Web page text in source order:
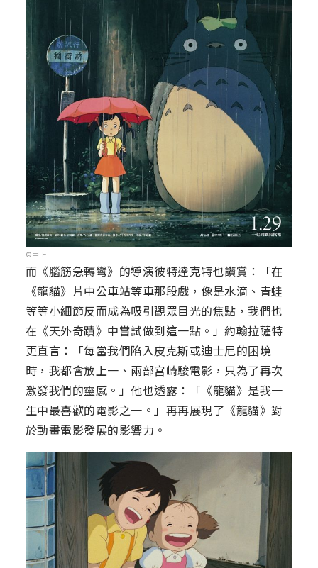
©甲上
而《腦筋急轉彎》的導演彼特達克特也讚賞：「在
《龍貓》片中公車站等車那段戲，像是水滴、青蛙
等等小細節反而成為吸引觀眾目光的焦點，我們也
在《天外奇蹟》中嘗試做到這一點。」約翰拉薩特
更直言：「每當我們陷入皮克斯或迪士尼的困境
時，我都會放上一、兩部宮崎駿電影，只為了再次
激發我們的靈感。」他也透露：「《龍貓》是我一
生中最喜歡的電影之一。」再再展現了《龍貓》對
於動畫電影發展的影響力。